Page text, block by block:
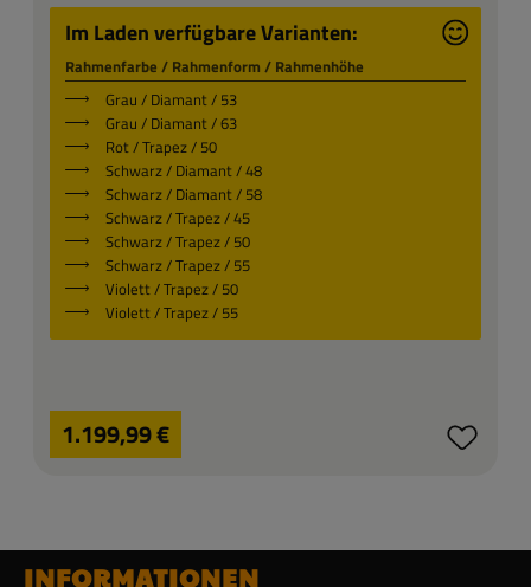
Im Laden verfügbare Varianten:
Rahmenfarbe / Rahmenform / Rahmenhöhe
Grau / Diamant / 53
Grau / Diamant / 63
Rot / Trapez / 50
Schwarz / Diamant / 48
Schwarz / Diamant / 58
Schwarz / Trapez / 45
Schwarz / Trapez / 50
Schwarz / Trapez / 55
Violett / Trapez / 50
Violett / Trapez / 55
Regulärer Preis:
1.199,99 €
INFORMATIONEN